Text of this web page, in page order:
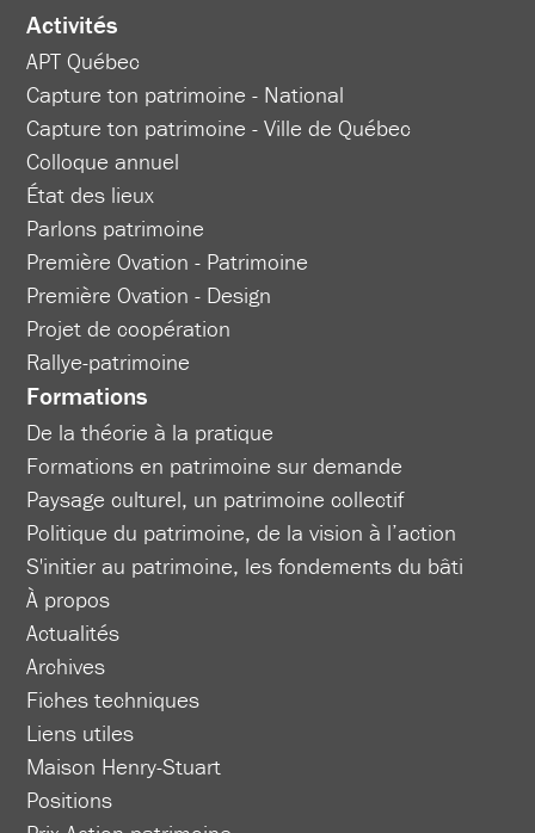
Activités
APT Québec
Capture ton patrimoine - National
Capture ton patrimoine - Ville de Québec
Colloque annuel
État des lieux
Parlons patrimoine
Première Ovation - Patrimoine
Première Ovation - Design
Projet de coopération
Rallye-patrimoine
Formations
De la théorie à la pratique
Formations en patrimoine sur demande
Paysage culturel, un patrimoine collectif
Politique du patrimoine, de la vision à l’action
S'initier au patrimoine, les fondements du bâti
À propos
Actualités
Archives
Fiches techniques
Liens utiles
Maison Henry-Stuart
Positions